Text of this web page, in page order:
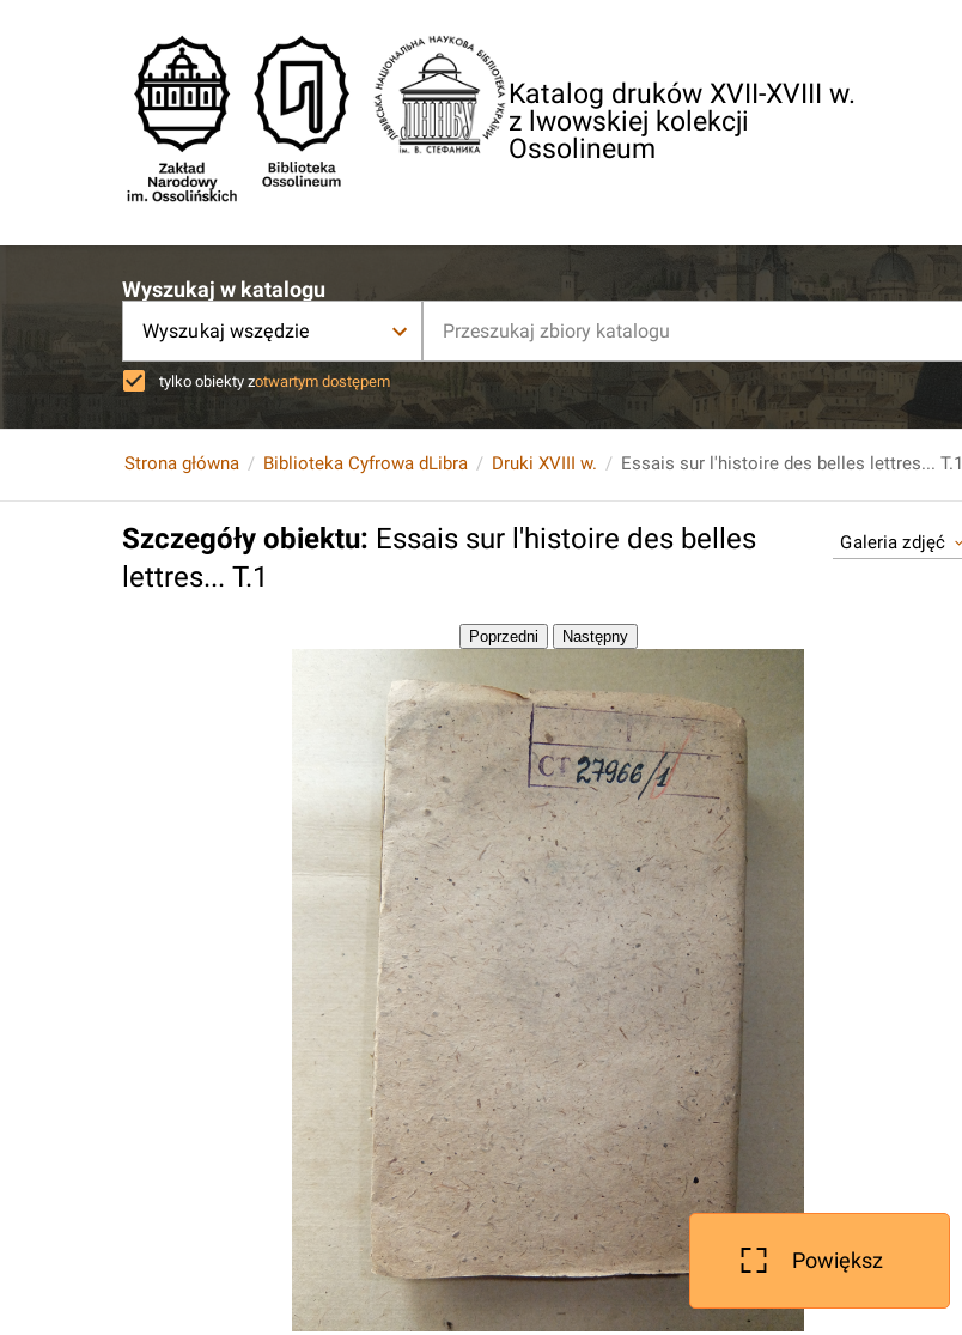
Katalog druków XVII-XVIII w.
z lwowskiej kolekcji
Ossolineum
Wyszukaj w katalogu
Wyszukaj wszędzie
tylko obiekty zotwartym dostępem
Strona główna Biblioteka Cyfrowa dLibra Druki XVIII w. Essais sur l'histoire des belles lettres... T.1
Szczegóły obiektu: Essais sur l'histoire des belles
lettres... T.1
Galeria zdjęć
Powiększ